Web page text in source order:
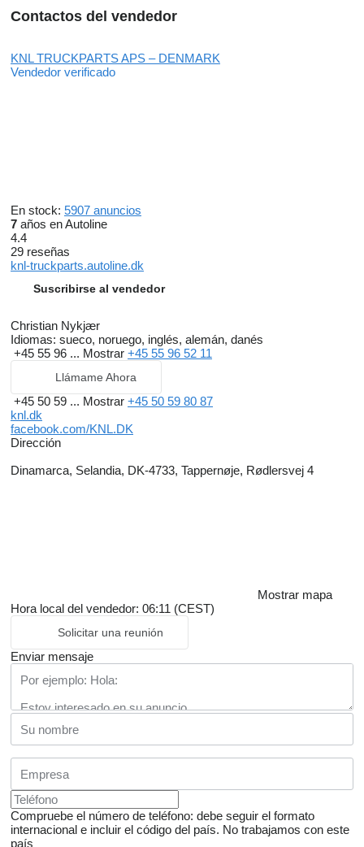
Contactos del vendedor
KNL TRUCKPARTS APS – DENMARK
Vendedor verificado
En stock: 5907 anuncios
7 años en Autoline
4.4
29 reseñas
knl-truckparts.autoline.dk
Suscribirse al vendedor
Christian Nykjær
Idiomas: sueco, noruego, inglés, alemán, danés
+45 55 96 ... Mostrar +45 55 96 52 11
Llámame Ahora
+45 50 59 ... Mostrar +45 50 59 80 87
knl.dk
facebook.com/KNL.DK
Dirección
Dinamarca, Selandia, DK-4733, Tappernøje, Rødlersvej 4
Mostrar mapa
Hora local del vendedor: 06:11 (CEST)
Solicitar una reunión
Enviar mensaje
Compruebe el número de teléfono: debe seguir el formato
internacional e incluir el código del país. No trabajamos con este
país